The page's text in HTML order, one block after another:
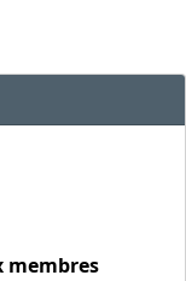
membres